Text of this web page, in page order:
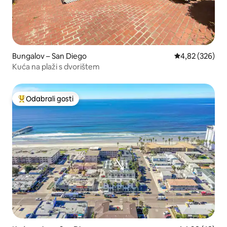
Bungalov – San Diego Prosječna
4,82 (326)
Kuća na plaži s dvorištem
Među najviše rangiranima s oznakom „Odabrali gosti”
Odabrali gosti